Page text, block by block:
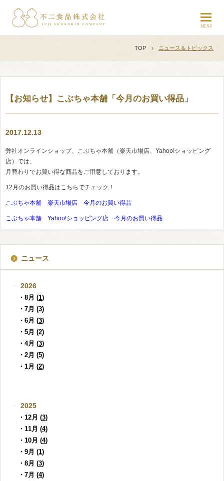
TOP ニュース＆トピックス
【お知らせ】こぶちゃ本舗「今月のお買い得品」
2017.12.13
弊社オンラインショップ、こぶちゃ本舗（楽天市場店、Yahoo!ショッピング
店）では、
月替わりでお買い得な商品をご用意しております。
12月のお買い得品はこちらでチェック！
こぶちゃ本舗 楽天市場店 今月のお買い得品
こぶちゃ本舗 Yahoo!ショッピング店 今月のお買い得品
ニュース
2026
・8月 (1)
・7月 (3)
・6月 (3)
・5月 (2)
・4月 (3)
・2月 (5)
・1月 (2)
2025
・12月 (3)
・11月 (4)
・10月 (4)
・9月 (1)
・8月 (3)
・7月 (4)